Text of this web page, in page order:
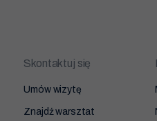
Skontaktuj się
Umów wizytę
Znajdź warsztat